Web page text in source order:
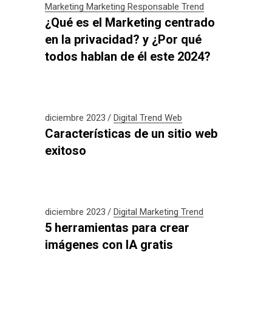
Marketing Marketing Responsable Trend
¿Qué es el Marketing centrado
en la privacidad? y ¿Por qué
todos hablan de él este 2024?
diciembre 2023 Digital Trend Web
Características de un sitio web
exitoso
diciembre 2023 Digital Marketing Trend
5 herramientas para crear
imágenes con IA gratis